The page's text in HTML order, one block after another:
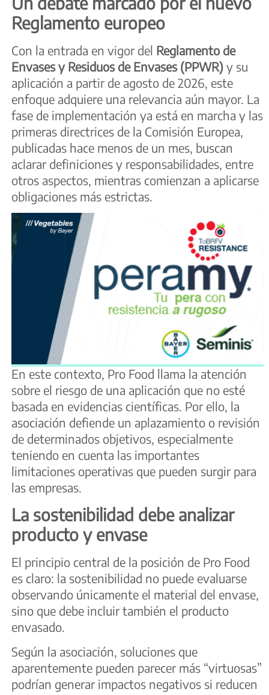
Reglamento europeo
Con la entrada en vigor del Reglamento de
Envases y Residuos de Envases (PPWR) y su
aplicación a partir de agosto de 2026, este
enfoque adquiere una relevancia aún mayor. La
fase de implementación ya está en marcha y las
primeras directrices de la Comisión Europea,
publicadas hace menos de un mes, buscan
aclarar definiciones y responsabilidades, entre
otros aspectos, mientras comienzan a aplicarse
obligaciones más estrictas.
En este contexto, Pro Food llama la atención
sobre el riesgo de una aplicación que no esté
basada en evidencias científicas. Por ello, la
asociación defiende un aplazamiento o revisión
de determinados objetivos, especialmente
teniendo en cuenta las importantes
limitaciones operativas que pueden surgir para
las empresas.
La sostenibilidad debe analizar
producto y envase
El principio central de la posición de Pro Food
es claro: la sostenibilidad no puede evaluarse
observando únicamente el material del envase,
sino que debe incluir también el producto
envasado.
Según la asociación, soluciones que
aparentemente pueden parecer más “virtuosas”
podrían generar impactos negativos si reducen